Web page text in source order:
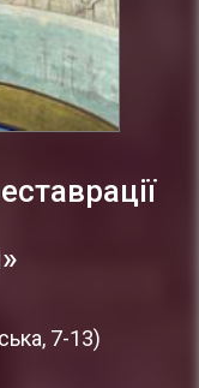
7-13)